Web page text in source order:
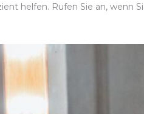
helfen. Rufen Sie an, wenn